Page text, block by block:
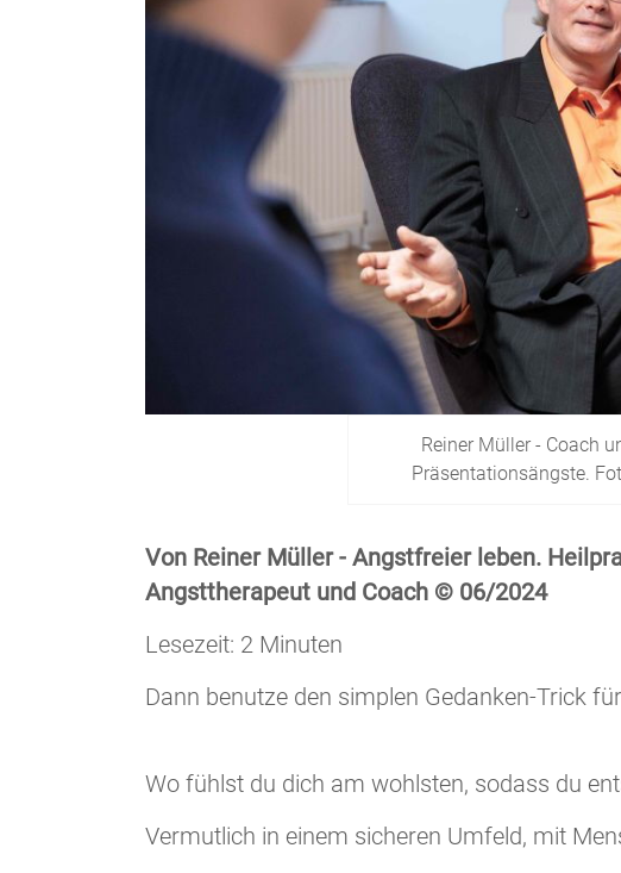
Reiner Müller - Coach
Präsentationsängste.
Von Reiner Müller - Angstfreier leben.
Angsttherapeut und Coach © 06/2024
Lesezeit: 2 Minuten
Dann benutze den simplen Gedanken-Trick
Wo fühlst du dich am wohlsten, sodass du
Vermutlich in einem sicheren Umfeld, mit